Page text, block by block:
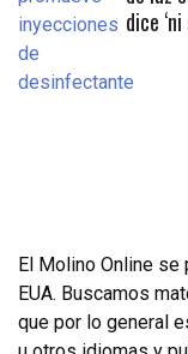
dice
El Molino Online
EUA. Buscamos
que por lo general